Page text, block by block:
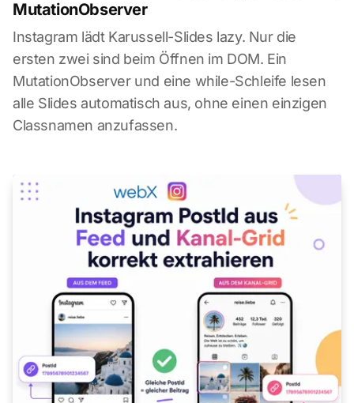
MutationObserver
Instagram lädt Karussell-Slides lazy. Nur die
ersten zwei sind beim Öffnen im DOM. Ein
MutationObserver und eine while-Schleife lesen
alle Slides automatisch aus, ohne einen einzigen
Classnamen anzufassen.